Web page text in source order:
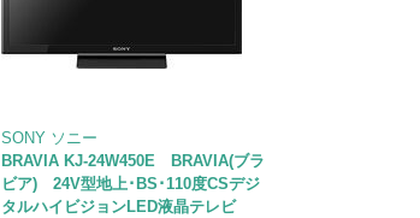
SONY ソニー
BRAVIA KJ-24W450E BRAVIA(ブラ
ビア) 24V型地上･BS･110度CSデジ
タルハイビジョンLED液晶テレビ